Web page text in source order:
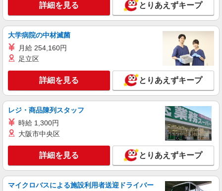
キープ 詳細を見る
アルバイト パート
株式会社HITOWA フードサービスカンパニー
福祉施設での調理補助【アルバイト・パート】
変動します。 ※AP評価制度：あり 年1回の評価
により時給を見直します。 ※アルバイト賞与（寸
志）：あり 年2回。勤続年数により金額UP。
アズハイム上福岡 （埼玉県川越市清水町4-7）
詳細を見る
アルバイト パート
株式会社HITOWA フードサービスカンパニー
福祉施設での調理補助【アルバイト・パート】
時給1,141円 ※経験によりスタート時給は変動
します。 ※AP評価制度：あり 年1回の評価によ
り時給を見直します。 ※アルバイト賞与（寸
志）：あり 年2回。勤続年数により金額UP。
アズハイム川越 （埼玉県川越市今福843-1）
詳細を見る とりあえずキープ
大学病院の中材滅菌
月給 254,160円
足立区
詳細を見る とりあえずキープ
レジ・商品陳列スタッフ
時給 1,300円
大阪市中央区
詳細を見る とりあえずキープ
マイクロバスによる施設利用者送迎ドライバー